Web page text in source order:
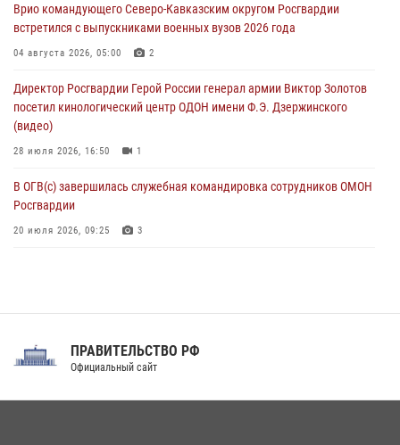
08 августа 2026, 09:03 1
Росгвардейцы в ЛНР совершенствуют навыки тактической
08 августа 2026, 09:00
Врио командующего Северо-Кавказским округом Росгвардии
встретился с выпускниками военных вузов 2026 года
04 августа 2026, 05:00 2
Директор Росгвардии Герой России генерал армии Виктор Золотов
посетил кинологический центр ОДОН имени Ф.Э. Дзержинского
(видео)
28 июля 2026, 16:50 1
В ОГВ(с) завершилась служебная командировка сотрудников ОМОН
Росгвардии
20 июля 2026, 09:25 3
Праздник «Один день с Росгвардией» к 105-летию Центрального
ПРАВИТЕЛЬСТВО РФ
Официальный сайт